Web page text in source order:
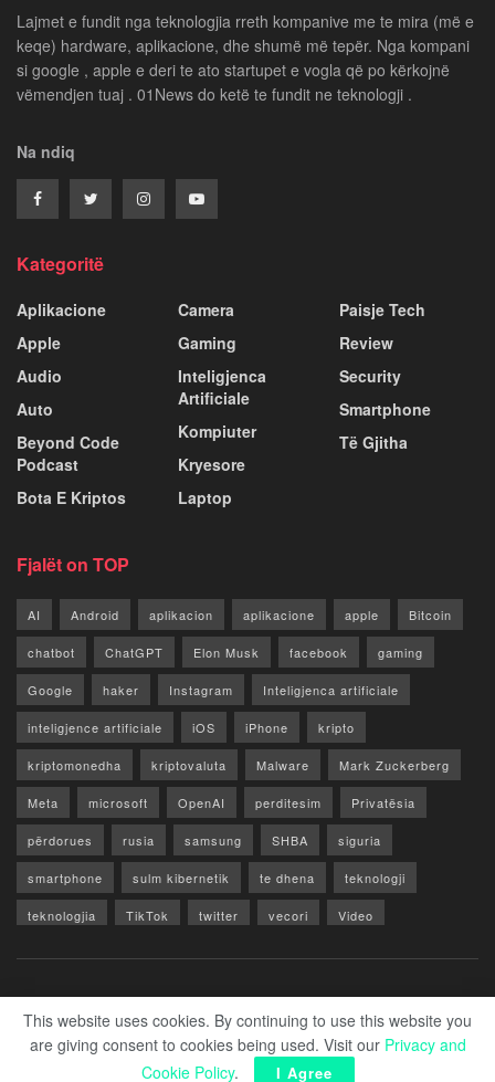
Lajmet e fundit nga teknologjia rreth kompanive me te mira (më e
keqe) hardware, aplikacione, dhe shumë më tepër. Nga kompani
si google , apple e deri te ato startupet e vogla që po kërkojnë
vëmendjen tuaj . 01News do ketë te fundit ne teknologji .
Na ndiq
Kategoritë
Aplikacione
Apple
Audio
Auto
Beyond Code
Podcast
Bota E Kriptos
Camera
Gaming
Inteligjenca
Artificiale
Kompiuter
Kryesore
Laptop
Paisje Tech
Review
Security
Smartphone
Të Gjitha
Fjalët on TOP
AI Android aplikacion aplikacione apple Bitcoin
chatbot ChatGPT Elon Musk facebook gaming
Google haker Instagram Inteligjenca artificiale
inteligjence artificiale iOS iPhone kripto
kriptomonedha kriptovaluta Malware Mark Zuckerberg
Meta microsoft OpenAI perditesim Privatësia
përdorues rusia samsung SHBA siguria
smartphone sulm kibernetik te dhena teknologji
teknologjia TikTok twitter vecori Video
© 2026 Zero1.al - Part of techzero1.com
This website uses cookies. By continuing to use this website you
are giving consent to cookies being used. Visit our Privacy and
Cookie Policy. I Agree